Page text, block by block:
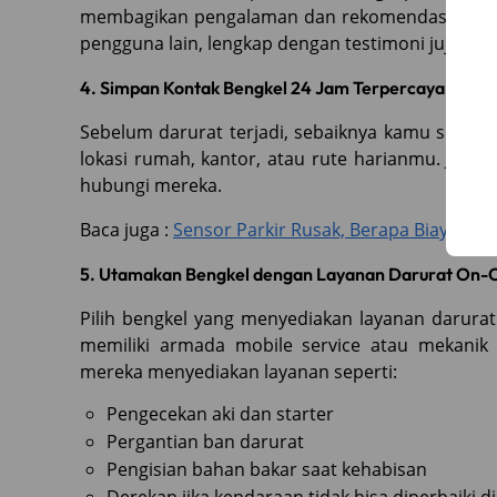
membagikan pengalaman dan rekomendasi
pengguna lain, lengkap dengan testimoni jujur.
4. Simpan Kontak Bengkel 24 Jam Terpercaya
Sebelum darurat terjadi, sebaiknya kamu
lokasi rumah, kantor, atau rute harianmu. Jadi
hubungi mereka.
Baca juga : Sensor Parkir Rusak, Berapa Biaya
5. Utamakan Bengkel dengan Layanan Darurat On-
Pilih bengkel yang menyediakan layanan
memiliki armada mobile service atau
mereka menyediakan layanan seperti:
Pengecekan aki dan starter
Pergantian ban darurat
Pengisian bahan bakar saat kehabisan